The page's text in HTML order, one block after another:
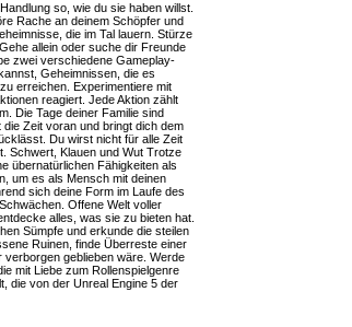
so, wie du sie haben willst.
Rache an deinem Schöpfer und
die im Tal lauern. Stürze
allein oder suche dir Freunde
zwei verschiedene Gameplay-
Geheimnissen, die es
erreichen. Experimentiere mit
reagiert. Jede Aktion zählt
Die Tage deiner Familie sind
Zeit voran und bringt dich dem
Du wirst nicht für alle Zeit
Schwert, Klauen und Wut Trotze
übernatürlichen Fähigkeiten als
um es als Mensch mit deinen
sich deine Form im Laufe des
Offene Welt voller
alles, was sie zu bieten hat.
Sümpfe und erkunde die steilen
Ruinen, finde Überreste einer
verborgen geblieben wäre. Werde
mit Liebe zum Rollenspielgenre
die von der Unreal Engine 5 der